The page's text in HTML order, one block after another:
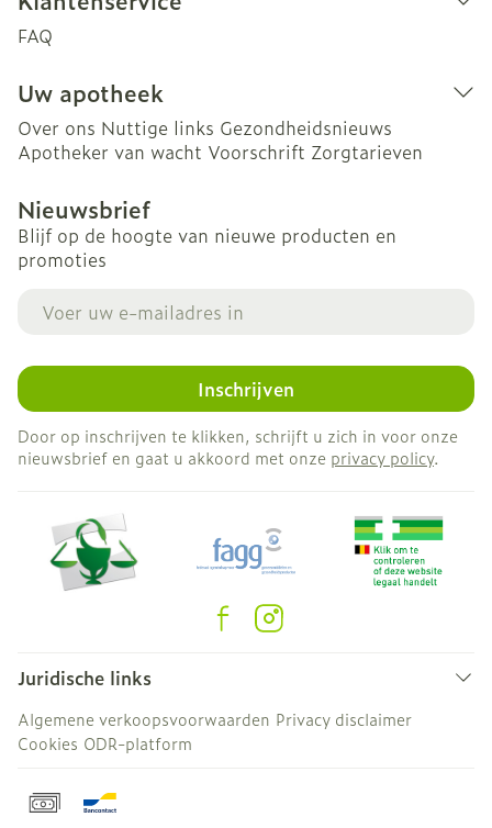
FAQ
Uw apotheek
Over ons Nuttige links Gezondheidsnieuws
Apotheker van wacht Voorschrift Zorgtarieven
Nieuwsbrief
Blijf op de hoogte van nieuwe producten en
promoties
Inschrijven
Door op inschrijven te klikken, schrijft u zich in voor onze
nieuwsbrief en gaat u akkoord met onze privacy policy.
Juridische links
Algemene verkoopsvoorwaarden Privacy disclaimer
Cookies ODR-platform